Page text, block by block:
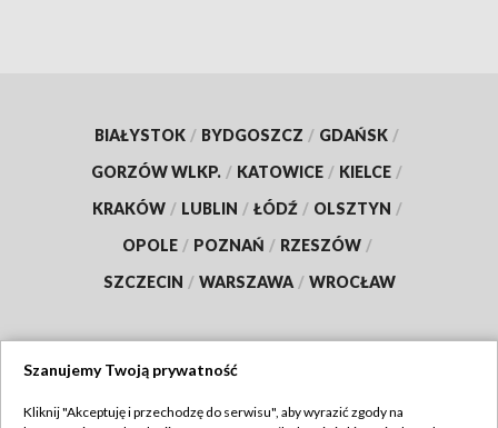
BIAŁYSTOK / BYDGOSZCZ / GDAŃSK /
GORZÓW WLKP. / KATOWICE / KIELCE /
KRAKÓW / LUBLIN / ŁÓDŹ / OLSZTYN /
OPOLE / POZNAŃ / RZESZÓW /
SZCZECIN / WARSZAWA / WROCŁAW
Szanujemy Twoją prywatność
Kliknij "Akceptuję i przechodzę do serwisu", aby wyrazić zgody na